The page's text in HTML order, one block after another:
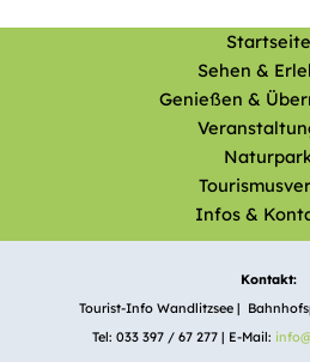
Startseite
Sehen &
Genießen &
Infos &
Kontakt:
Tourist-Info Wandlitzsee |
Tel: 033 397 / 67 277 | E-Mail: